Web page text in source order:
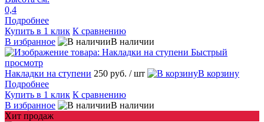
0,4
Подробнее
Купить в 1 клик К сравнению
В избранное
В наличии
Быстрый
просмотр
Накладки на ступени 250 руб. / шт
В корзину
Подробнее
Купить в 1 клик К сравнению
В избранное
В наличии
Хит продаж